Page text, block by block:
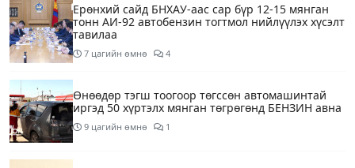
Ерөнхий сайд БНХАУ-аас сар бүр 12-15 мянган
тонн АИ-92 автобензин тогтмол нийлүүлэх хүсэлт
тавилаа
7 цагийн өмнө 4
Өнөөдөр тэгш тоогоор төгссөн автомашинтай
иргэд 50 хүртэлх мянган төгрөгөнд БЕНЗИН авна
9 цагийн өмнө 1